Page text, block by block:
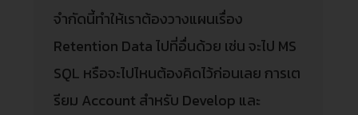
จำกัดนี้ทำให้เราต้องวางแผนเรื่อง
Retention Data ไปที่อื่นด้วย เช่น จะไป MS
SQL หรือจะไปไหนต้องคิดไว้ก่อนเลย การเต
รียม Account สำหรับ Develop และ